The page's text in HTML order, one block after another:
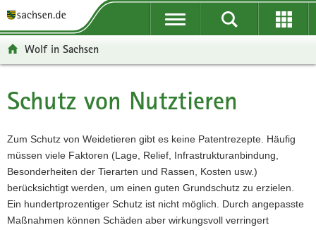
t
ü
e
r
g
r
e
i
t
n
v
i
g
a
t
i
p
n
a
l
t
t
-
e
r
e
i
c
h
Wolf in Sachsen
Hauptinhalt
Schutz von Nutztieren
Zum Schutz von Weidetieren gibt es keine Patentrezepte. Häufig
müssen viele Faktoren (Lage, Relief, Infrastrukturanbindung,
Besonderheiten der Tierarten und Rassen, Kosten usw.)
berücksichtigt werden, um einen guten Grundschutz zu erzielen.
Ein hundertprozentiger Schutz ist nicht möglich. Durch angepasste
Maßnahmen können Schäden aber wirkungsvoll verringert